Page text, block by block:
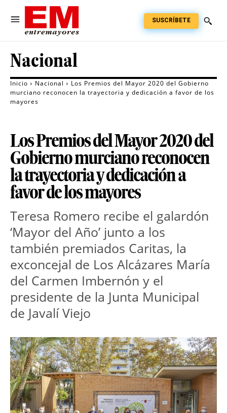
SUSCRÍBETE
Nacional
Inicio Nacional
Los Premios del Mayor 2020 del Gobierno
murciano reconocen la trayectoria y dedicación a favor de los
mayores
Los Premios del Mayor 2020 del
Gobierno murciano reconocen
la trayectoria y dedicación a
favor de los mayores
Teresa Romero recibe el galardón
‘Mayor del Año’ junto a los
también premiados Caritas, la
exconcejal de Los Alcázares María
del Carmen Imbernón y el
presidente de la Junta Municipal
de Javalí Viejo